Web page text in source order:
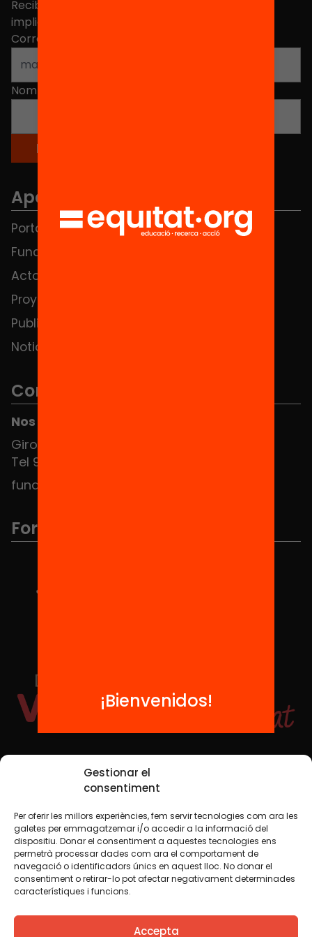
Gestionar el
consentiment
Per oferir les millors experiències, fem servir tecnologies com ara les
galetes per emmagatzemar i/o accedir a la informació del
dispositiu. Donar el consentiment a aquestes tecnologies ens
permetrà processar dades com ara el comportament de
navegació o identificadors únics en aquest lloc. No donar el
consentiment o retirar-lo pot afectar negativament determinades
característiques i funcions.
Accepta
Recibe contenidos, iniciativas y proyectos para
implicarte.
Correo electrónico
Nombre
Apartados
Portada
Fundación
Actos
Proyectos
Publicaciones y vídeos
Noticias
FAQS
Contacto
Nos puedes encontrar en el HUB Social
Girona 34, interior 08010 Barcelona
Tel 934 588 700
fundacio@equitat.org
Formamos parte de...
Redes sociales
TWT YTB IG FB IN
Aviso legalPolítica de cookies
Creemos que el conocimiento debe compartirse. Por eso
utilizamos una licencia Creative Commons, salvo que en
¡Bienvenidos!